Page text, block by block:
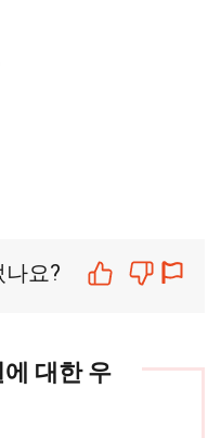
요?
대한 우